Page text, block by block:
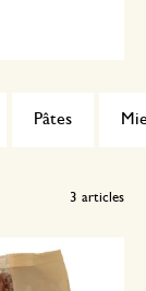
Pâtes
3 articles